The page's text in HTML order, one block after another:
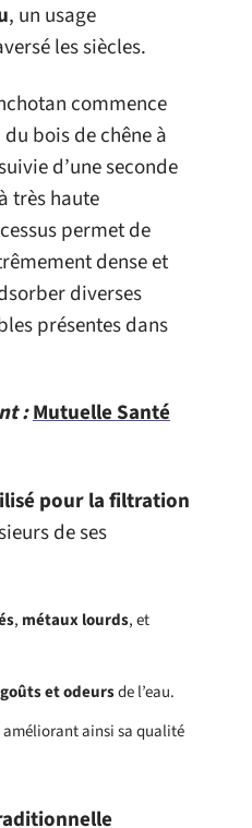
, un usage
les siècles.
commence
bois de chêne à
d’une seconde
très haute
permet de
dense et
diverses
présentes dans
:Mutuelle Santé
pour la filtration
de ses
, métaux lourds, et
et odeursde l’eau.
améliorant ainsi sa qualité